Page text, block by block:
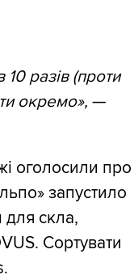
10 разів (проти
окремо», —
оголосили про
запустило
для скла,
Сортувати